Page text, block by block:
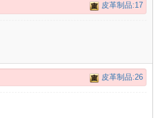
皮革制品:17
皮革制品:26